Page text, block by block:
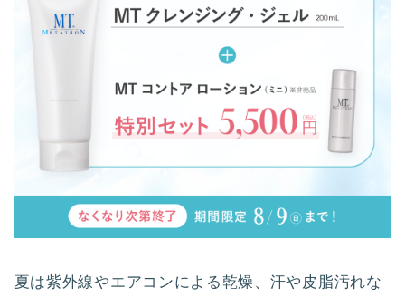
夏は紫外線やエアコンによる乾燥、汗や皮脂汚れな